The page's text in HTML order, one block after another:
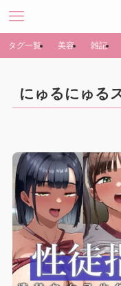
タグ一覧 美容 雑記
にゅるにゅる